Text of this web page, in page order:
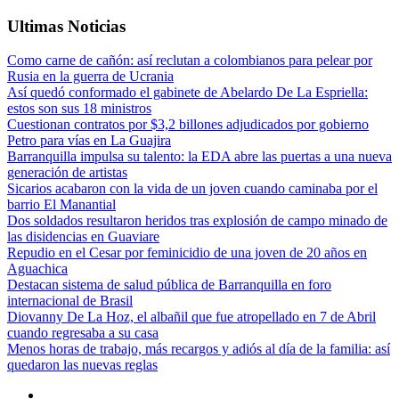
Ultimas Noticias
Como carne de cañón: así reclutan a colombianos para pelear por
Rusia en la guerra de Ucrania
Así quedó conformado el gabinete de Abelardo De La Espriella:
estos son sus 18 ministros
Cuestionan contratos por $3,2 billones adjudicados por gobierno
Petro para vías en La Guajira
Barranquilla impulsa su talento: la EDA abre las puertas a una nueva
generación de artistas
Sicarios acabaron con la vida de un joven cuando caminaba por el
barrio El Manantial
Dos soldados resultaron heridos tras explosión de campo minado de
las disidencias en Guaviare
Repudio en el Cesar por feminicidio de una joven de 20 años en
Aguachica
Destacan sistema de salud pública de Barranquilla en foro
internacional de Brasil
Diovanny De La Hoz, el albañil que fue atropellado en 7 de Abril
cuando regresaba a su casa
Menos horas de trabajo, más recargos y adiós al día de la familia: así
quedaron las nuevas reglas